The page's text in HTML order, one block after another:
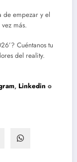
de empezar y el
más.
Cuéntanos tu
del reality.
, Linkedin o